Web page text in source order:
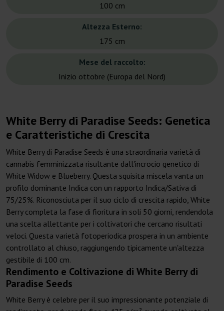
100 cm
Altezza Esterno:
175 cm
Mese del raccolto:
Inizio ottobre (Europa del Nord)
White Berry di Paradise Seeds: Genetica
e Caratteristiche di Crescita
White Berry di Paradise Seeds è una straordinaria varietà di
cannabis femminizzata risultante dall'incrocio genetico di
White Widow e Blueberry. Questa squisita miscela vanta un
profilo dominante Indica con un rapporto Indica/Sativa di
75/25%. Riconosciuta per il suo ciclo di crescita rapido, White
Berry completa la fase di fioritura in soli 50 giorni, rendendola
una scelta allettante per i coltivatori che cercano risultati
veloci. Questa varietà fotoperiodica prospera in un ambiente
controllato al chiuso, raggiungendo tipicamente un'altezza
gestibile di 100 cm.
Rendimento e Coltivazione di White Berry di
Paradise Seeds
White Berry è celebre per il suo impressionante potenziale di